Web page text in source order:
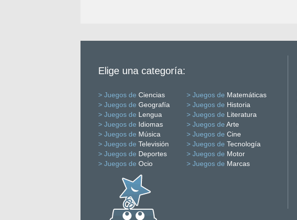
Elige una categoría:
> Juegos de Ciencias > Juegos de Matemáticas
> Juegos de Geografía > Juegos de Historia
> Juegos de Lengua > Juegos de Literatura
> Juegos de Idiomas > Juegos de Arte
> Juegos de Música > Juegos de Cine
> Juegos de Televisión > Juegos de Tecnología
> Juegos de Deportes > Juegos de Motor
> Juegos de Ocio > Juegos de Marcas